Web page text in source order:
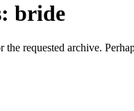
bride
requested archive.